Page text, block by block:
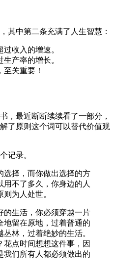
其中第二条充满了人生智慧：
收入的增速。
产率的增长。
关重要！
，最近断断续续看了一部分，
了原则这个词可以替代价值观
记录。
选择，而你做出选择的方
用不了多久，你身边的人
为人处世。
的生活，你必须穿越一片
地留在原地，过着普通的
林，过着绝妙的生活。
点时间想想这件事，因
我们所有人都必须做出的